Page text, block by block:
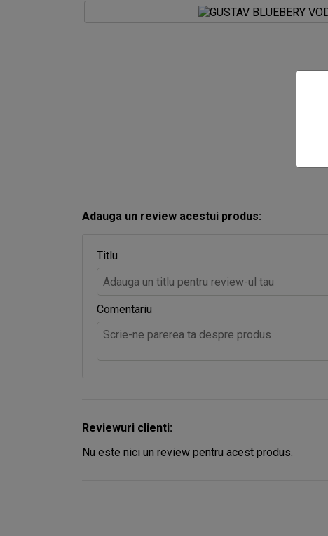
Adauga un review acestui produs:
Titlu
Comentariu
Reviewuri clienti:
Nu este nici un review pentru acest produs.